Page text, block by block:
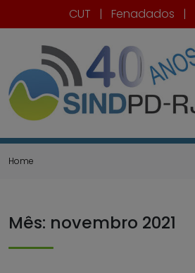
CUT | Fenadados |
Home
Mês: novembro 2021